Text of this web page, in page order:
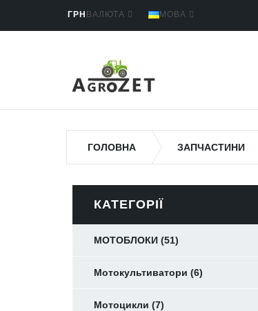
ГРН ВАЛЮТА МОВА
ГОЛОВНА ЗАПЧАСТИНИ
КАТЕГОРІЇ
МОТОБЛОКИ (51)
Мотокультиватори (6)
Мотоцикли (7)